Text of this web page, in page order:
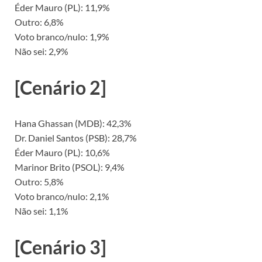
Éder Mauro (PL): 11,9%
Outro: 6,8%
Voto branco/nulo: 1,9%
Não sei: 2,9%
[Cenário 2]
Hana Ghassan (MDB): 42,3%
Dr. Daniel Santos (PSB): 28,7%
Éder Mauro (PL): 10,6%
Marinor Brito (PSOL): 9,4%
Outro: 5,8%
Voto branco/nulo: 2,1%
Não sei: 1,1%
[Cenário 3]